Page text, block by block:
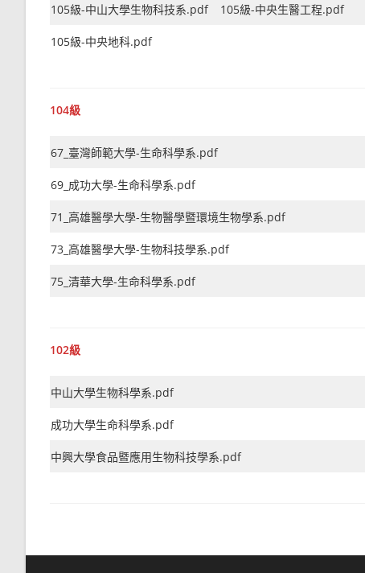
105級-中山大學生物科技系.pdf 105級-中央生醫工程.pdf
105級-中央地科.pdf
104級
67_臺灣師範大學-生命科學系.pdf
69_成功大學-生命科學系.pdf
71_高雄醫學大學-生物醫學暨環境生物學系.pdf
73_高雄醫學大學-生物科技學系.pdf
75_清華大學-生命科學系.pdf
102級
中山大學生物科學系.pdf
成功大學生命科學系.pdf
中興大學食品暨應用生物科技學系.pdf